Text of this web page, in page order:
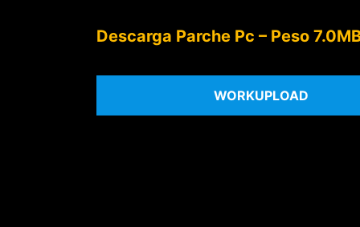
Descarga Parche Pc – Peso
WORKUPLOAD